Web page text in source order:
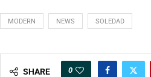
MODERN NEWS SOLEDAD
SHARE 0